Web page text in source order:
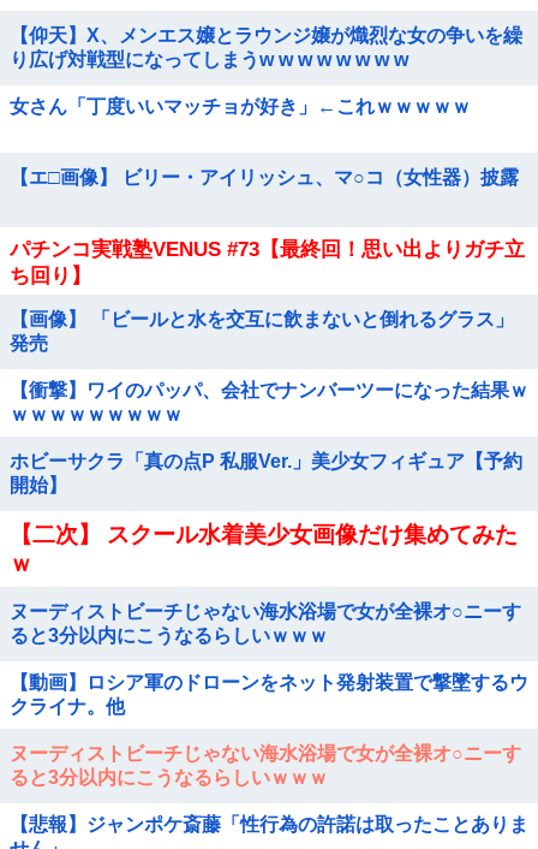
【仰天】X、メンエス嬢とラウンジ嬢が熾烈な女の争いを繰
り広げ対戦型になってしまうw w w w w w w w
女さん「丁度いいマッチョが好き」←これｗｗｗｗｗ
【エ□画像】 ビリー・アイリッシュ、マ○コ（女性器）披露
パチンコ実戦塾VENUS #73【最終回！思い出よりガチ立
ち回り】
【画像】 「ビールと水を交互に飲まないと倒れるグラス」
発売
【衝撃】ワイのパッパ、会社でナンバーツーになった結果ｗ
ｗｗｗｗｗｗｗｗｗ
ホビーサクラ「真の点P 私服Ver.」美少女フィギュア【予約
開始】
【二次】 スクール水着美少女画像だけ集めてみた
ｗ
ヌーディストビーチじゃない海水浴場で女が全裸オ○ニーす
ると3分以内にこうなるらしいｗｗｗ
【動画】ロシア軍のドローンをネット発射装置で撃墜するウ
クライナ。他
ヌーディストビーチじゃない海水浴場で女が全裸オ○ニーす
ると3分以内にこうなるらしいｗｗｗ
【悲報】ジャンポケ斎藤「性行為の許諾は取ったことありま